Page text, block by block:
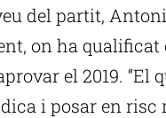
del partit,
on ha qualificat
el 2019. “El
i posar en risc